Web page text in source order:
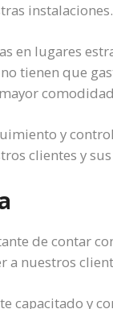
en lugares
tienen que
y
clientes y
de contar
a nuestros
capacitado y